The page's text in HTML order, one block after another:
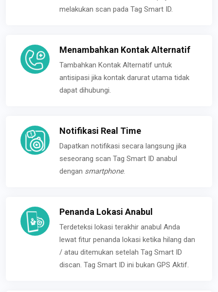
melakukan scan pada Tag Smart ID.
Menambahkan Kontak Alternatif
Tambahkan Kontak Alternatif untuk
antisipasi jika kontak darurat utama tidak
dapat dihubungi.
Notifikasi Real Time
Dapatkan notifikasi secara langsung jika
seseorang scan Tag Smart ID anabul
dengan smartphone.
Penanda Lokasi Anabul
Terdeteksi lokasi terakhir anabul Anda
lewat fitur penanda lokasi ketika hilang dan
/ atau ditemukan setelah Tag Smart ID
discan. Tag Smart ID ini bukan GPS Aktif.